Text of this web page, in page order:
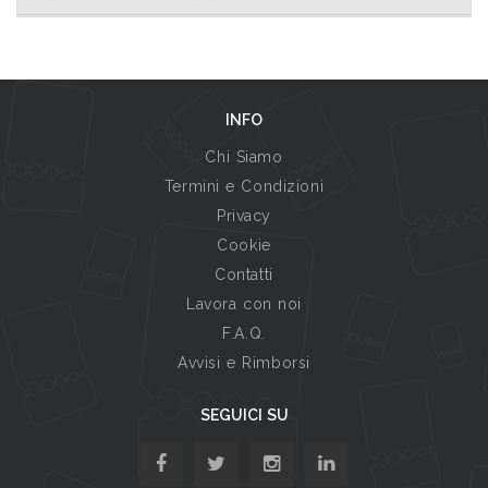
INFO
Chi Siamo
Termini e Condizioni
Privacy
Cookie
Contatti
Lavora con noi
F.A.Q.
Avvisi e Rimborsi
SEGUICI SU